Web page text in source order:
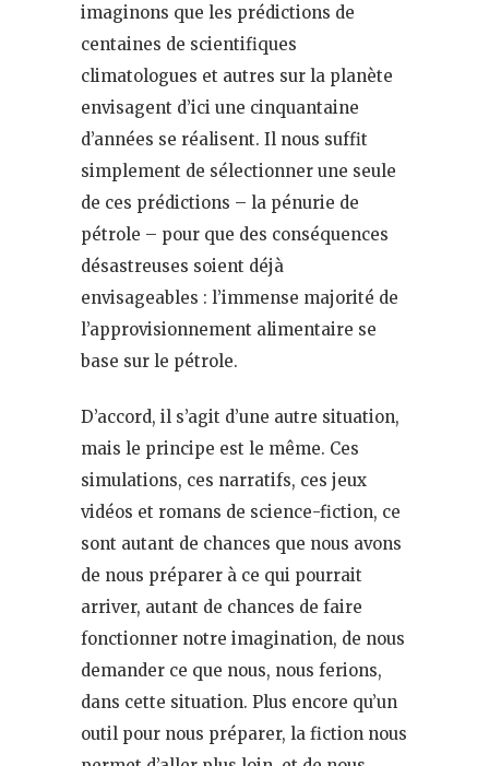
imaginons que les prédictions de
centaines de scientifiques
climatologues et autres sur la planète
envisagent d’ici une cinquantaine
d’années se réalisent. Il nous suffit
simplement de sélectionner une seule
de ces prédictions – la pénurie de
pétrole – pour que des conséquences
désastreuses soient déjà
envisageables : l’immense majorité de
l’approvisionnement alimentaire se
base sur le pétrole.
D’accord, il s’agit d’une autre situation,
mais le principe est le même. Ces
simulations, ces narratifs, ces jeux
vidéos et romans de science-fiction, ce
sont autant de chances que nous avons
de nous préparer à ce qui pourrait
arriver, autant de chances de faire
fonctionner notre imagination, de nous
demander ce que nous, nous ferions,
dans cette situation. Plus encore qu’un
outil pour nous préparer, la fiction nous